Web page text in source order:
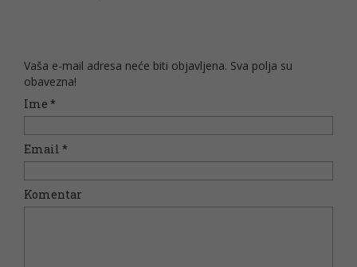
Vaša e-mail adresa neće biti objavljena. Sva polja su
obavezna!
Ime *
Email *
Komentar